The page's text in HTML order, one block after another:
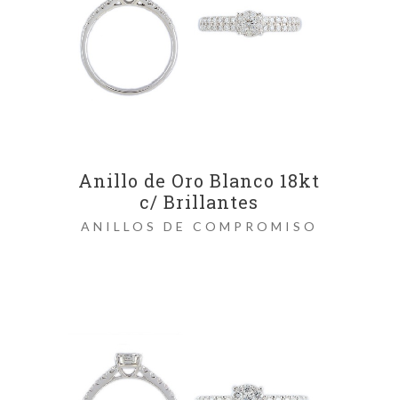
Anillo de Oro Blanco 18kt
c/ Brillantes
ANILLOS DE COMPROMISO